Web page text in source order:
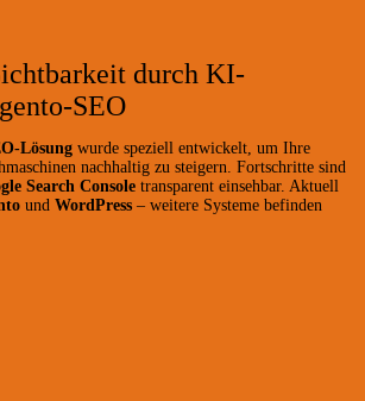
durch KI-
SEO
Lösung wurde speziell entwickelt, um Ihre
nachhaltig zu steigern. Fortschritte sind
Search Console transparent einsehbar. Aktuell
und WordPress – weitere Systeme befinden